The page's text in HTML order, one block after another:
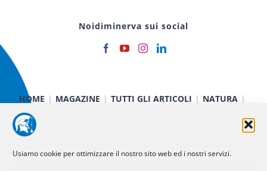
Usiamo cookie per ottimizzare il nostro sito web ed i nostri servizi.
Noidiminerva sui social
HOME MAGAZINE TUTTI GLI ARTICOLI
NATURA
CIBO E SALUTE
NOI DI MINERVA
STATUTO SOSTIENICI CONTATTI